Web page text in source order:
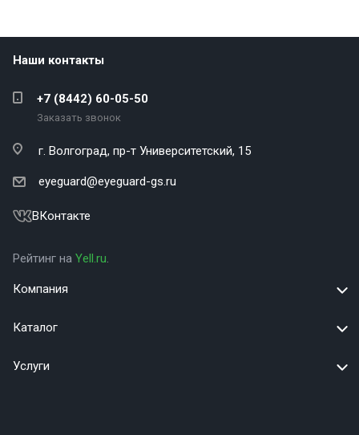
Наши контакты
+7 (8442) 60-05-50
Заказать звонок
г. Волгоград, пр-т Университетский, 15
eyeguard@eyeguard-gs.ru
ВКонтакте
Рейтинг на Yell.ru.
Компания
Каталог
Услуги